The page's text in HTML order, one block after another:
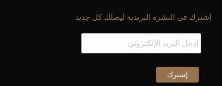
إشترك فى النشرة البريدية ليصلك كل جديد